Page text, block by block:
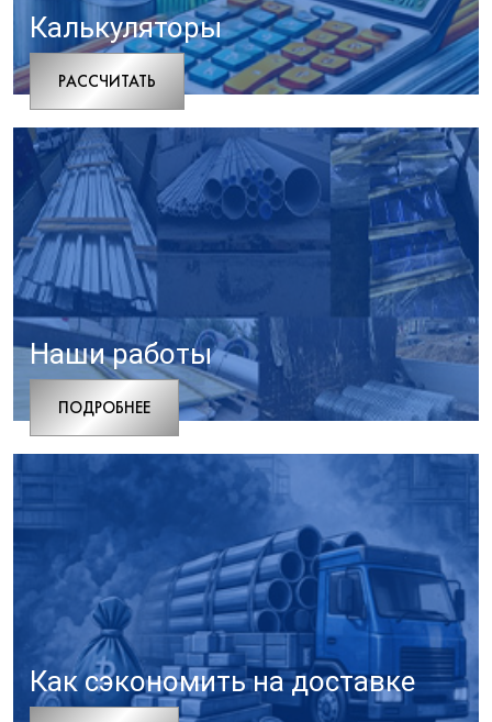
Калькуляторы
РАCСЧИТАТЬ
Наши работы
ПОДРОБНЕЕ
Как сэкономить на доставке